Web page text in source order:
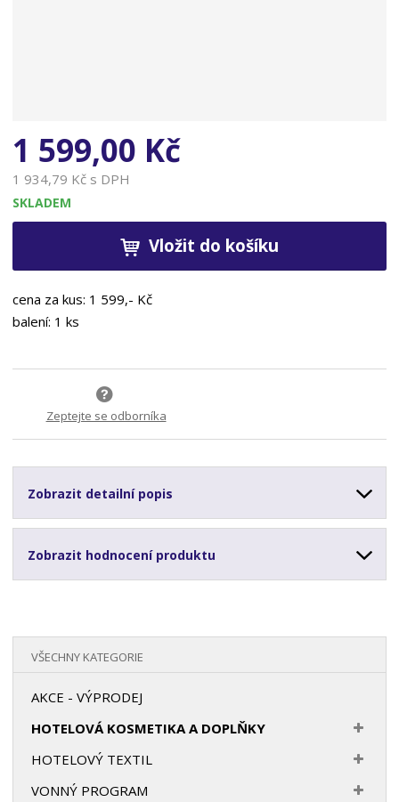
1 599,00 Kč
1 934,79 Kč s DPH
SKLADEM
Vložit do košíku
cena za kus: 1 599,- Kč
balení: 1 ks
Zeptejte se odborníka
Zobrazit detailní popis
Zobrazit hodnocení produktu
VŠECHNY KATEGORIE
AKCE - VÝPRODEJ
HOTELOVÁ KOSMETIKA A DOPLŇKY
HOTELOVÝ TEXTIL
VONNÝ PROGRAM